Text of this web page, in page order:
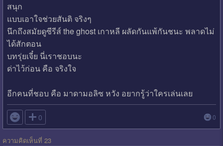
สนุก
แบบเอาใจช่วยสันติ จริงๆ
นึกถึงสมัยดูซีรีส์ the ghost เกาหลี ผลัดกันแพ้กันชนะ พลาดไม่
ได้สักตอน
บทรุ่ยเจี๋ย นี่เราชอบนะ
ด่าไว้ก่อน คือ จริงใจ
อีกคนที่ชอบ คือ มาดามอลิซ หวัง อยากรู้ว่าใครเล่นเลย
 0 0
ความคิดเห็นที่ 23